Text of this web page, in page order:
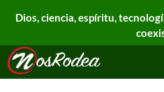
Dios, ciencia, espíritu,
Nos Rodea
Search